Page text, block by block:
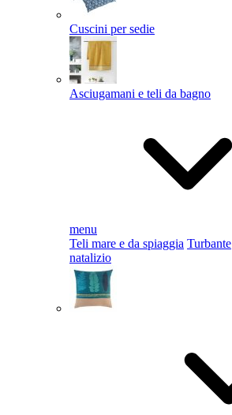
Cuscini per sedie
Asciugamani e teli da bagno
menu
Teli mare e da spiaggia Turbante
natalizio